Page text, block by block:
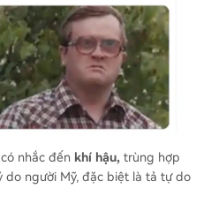
nhắc đến khí hậu, trùng hợp
do người Mỹ, đặc biệt là tả tự do